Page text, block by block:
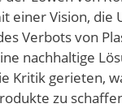
einer Vision,
Verbots von
nachhaltige
Kritik gerieten,
zu